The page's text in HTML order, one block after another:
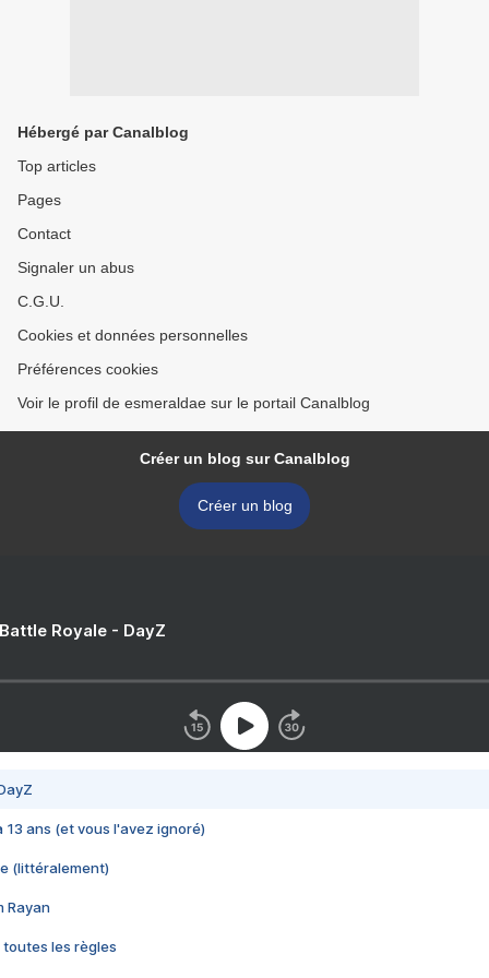
Hébergé par Canalblog
Top articles
Pages
Contact
Signaler un abus
C.G.U.
Cookies et données personnelles
Préférences cookies
Voir le profil de esmeraldae sur le portail Canalblog
Créer un blog sur Canalblog
Créer un blog
Royale - DayZ
13 ans (et vous l'avez ignoré)
(littéralement)
Rayan
toutes les règles